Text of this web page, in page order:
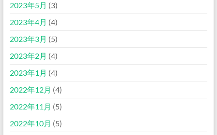
2023年5月 (3)
2023年4月 (4)
2023年3月 (5)
2023年2月 (4)
2023年1月 (4)
2022年12月 (4)
2022年11月 (5)
2022年10月 (5)